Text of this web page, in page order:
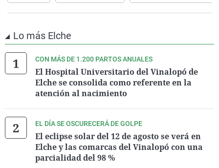
Lo más Elche
CON MÁS DE 1.200 PARTOS ANUALES
El Hospital Universitario del Vinalopó de
Elche se consolida como referente en la
atención al nacimiento
EL DÍA SE OSCURECERÁ DE GOLPE
El eclipse solar del 12 de agosto se verá en
Elche y las comarcas del Vinalopó con una
parcialidad del 98 %